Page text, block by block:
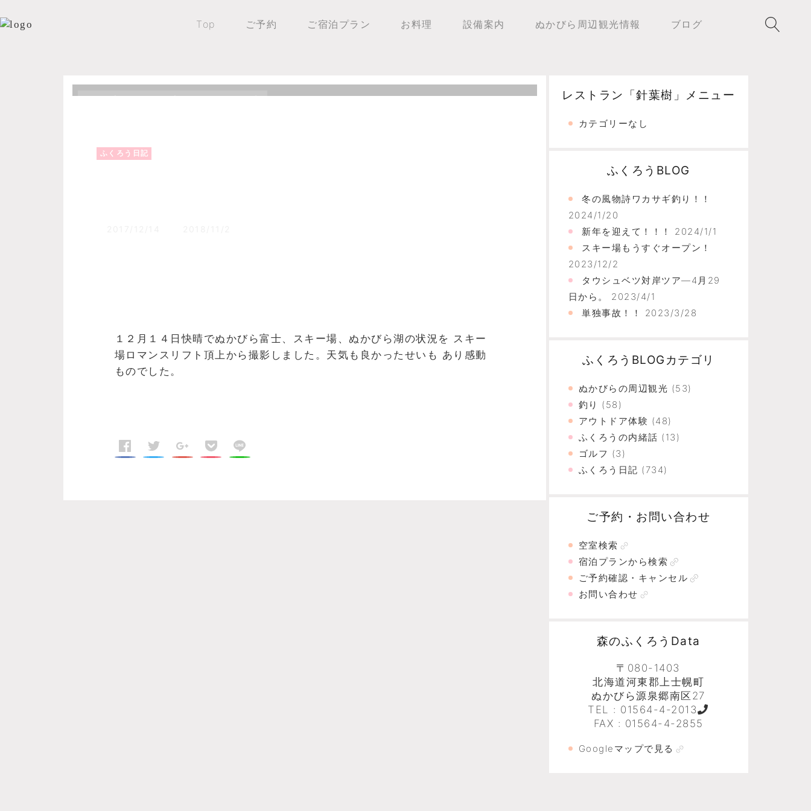
Top ご予約 ご宿泊プラン お料理 設備案内 ぬかびら周辺観光情報 ブログ
Top 森のふくろうブログ ふくろう日記
ふくろう日記
１２月１４日快晴でぬかびら富士、スキー場、ぬかびら湖の状況を スキー
場ロマンスリフト頂上から撮影しました。天気も良かったせいも あり感動
ものでした。
レストラン「針葉樹」メニュー
カテゴリーなし
ふくろうBLOG
冬の風物詩ワカサギ釣り！！
2024/1/20
新年を迎えて！！！
2024/1/1
スキー場もうすぐオープン！
2023/12/2
タウシュベツ対岸ツア―4月29
日から。
2023/4/1
単独事故！！
2023/3/28
ふくろうBLOGカテゴリ
ぬかびらの周辺観光 (53)
釣り (58)
アウトドア体験 (48)
ふくろうの内緒話 (13)
ゴルフ (3)
ふくろう日記 (734)
ご予約・お問い合わせ
空室検索
宿泊プランから検索
ご予約確認・キャンセル
お問い合わせ
森のふくろうData
〒080-1403
北海道河東郡上士幌町
ぬかびら源泉郷南区27
TEL : 01564-4-2013
FAX : 01564-4-2855
Googleマップで見る